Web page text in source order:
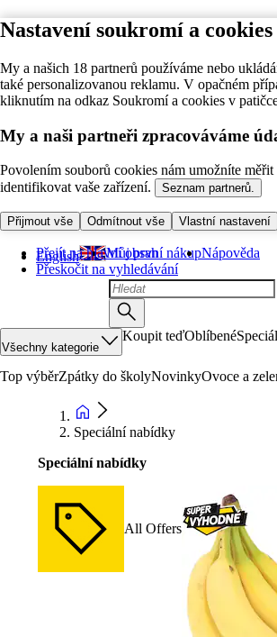
Nastavení soukromí a cookies
My a našich 18 partnerů používáme nebo
také personalizovanou reklamu. V opačném
kliknutím na odkaz Soukromí a cookies v
My a naši partneři zpracováváme
Povolením souborů cookies nám umožníte
identifikovat vaše zařízení.
Seznam partnerů.
Přijmout vše Odmítnout vše Vlastní nastavení
Přejít na hlavní obsah
Přeskočit na vyhledávání
English Můj první nákupNápověda
Všechny kategorie
Koupit teďOblíbené
Top výběrZpátky do školyNovinkyOvoce a
Speciální nabídky
Speciální nabídky
All Offers